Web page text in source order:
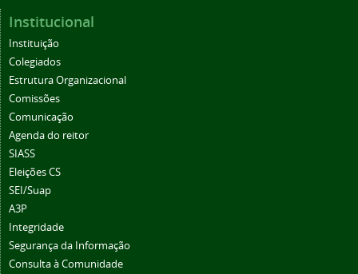
Institucional
Instituição
Colegiados
Estrutura Organizacional
Comissões
Comunicação
Agenda do reitor
SIASS
Eleições CS
SEI/Suap
A3P
Integridade
Segurança da Informação
Consulta à Comunidade